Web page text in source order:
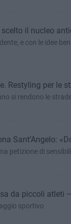
il nucleo
e con le idee
Restyling per le
si rendono le
Sant’Angelo:
petizione di
da piccoli atleti
sportivo